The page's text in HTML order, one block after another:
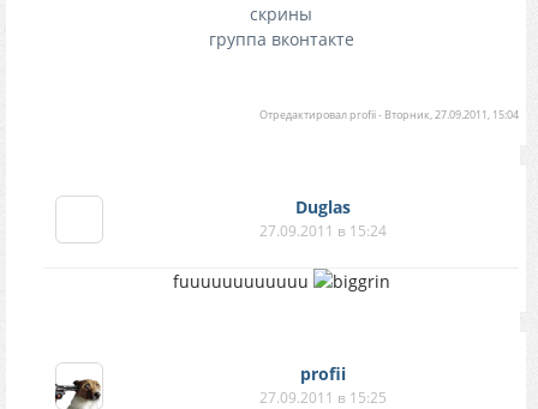
скрины
группа вконтакте
Отредактировал profii- Вторник, 27.09.2011, 15:04
Duglas
27.09.2011 в 15:24
fuuuuuuuuuuuu
profii
27.09.2011 в 15:25